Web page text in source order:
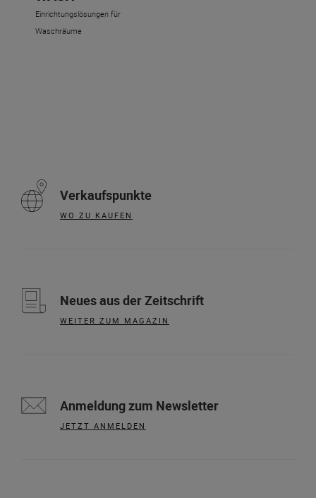
Einrichtungslösungen für
Waschräume
Verkaufspunkte
WO ZU KAUFEN
Neues aus der Zeitschrift
WEITER ZUM MAGAZIN
Anmeldung zum Newsletter
JETZT ANMELDEN